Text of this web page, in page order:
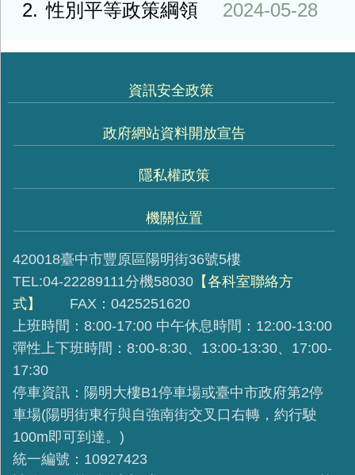
2 性別平等政策綱領 2024-05-28
資訊安全政策
政府網站資料開放宣告
隱私權政策
機關位置
420018臺中市豐原區陽明街36號5樓
TEL:04-22289111分機58030 【各科室聯絡方
式】
FAX：0425251620
上班時間：8:00-17:00 中午休息時間：12:00-13:00
彈性上下班時間：8:00-8:30、13:00-13:30、17:00-
17:30
停車資訊：陽明大樓B1停車場或臺中市政府第2停
車場(陽明街東行與自強南街交叉口右轉，約行駛
100m即可到達。)
統一編號：10927423